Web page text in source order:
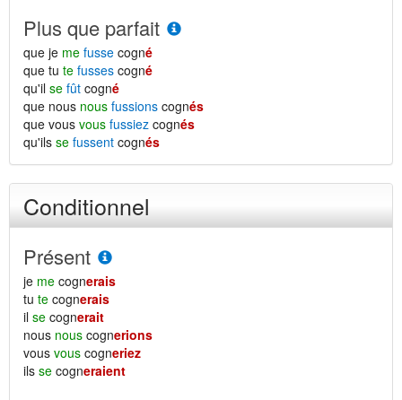
Plus que parfait
que je me fusse cogné
que tu te fusses cogné
qu'il se fût cogné
que nous nous fussions cognés
que vous vous fussiez cognés
qu'ils se fussent cognés
Conditionnel
Présent
je me cognerais
tu te cognerais
il se cognerait
nous nous cognerions
vous vous cogneriez
ils se cogneraient